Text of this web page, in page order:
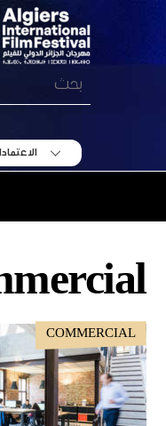
COMMERCIAL